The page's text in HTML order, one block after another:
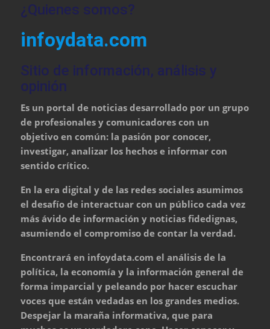
¿Quienes somos?
infoydata.com
Sitio de información, análisis y
opinión
Es un portal de noticias desarrollado por un grupo
de profesionales y comunicadores con un
objetivo en común: la pasión por conocer,
investigar, analizar los hechos e informar con
sentido crítico.
En la era digital y de las redes sociales asumimos
el desafío de interactuar con un público cada vez
más ávido de información y noticias fidedignas,
asumiendo el compromiso de contar la verdad.
Encontrará en infoydata.com el análisis de la
política, la economía y la información general de
forma imparcial y peleando por hacer escuchar
voces que están vedadas en los grandes medios.
Despejar la maraña informativa, que para